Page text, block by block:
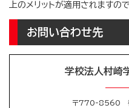
上のメリットが適用されますの
お問い合わせ先
学校法人村崎
〒770-8560